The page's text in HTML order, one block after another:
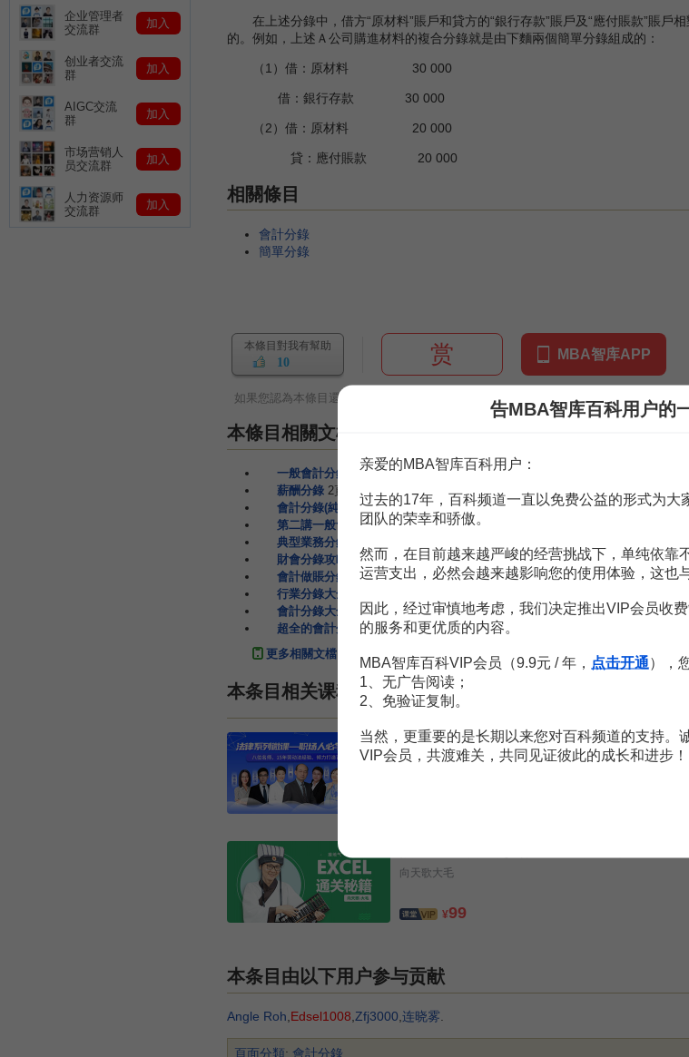
在上述分錄中，借方“原材料”賬戶和貸方的“銀行存款”賬戶及“應付賬款”賬戶
的。例如，上述Ａ公司購進材料的複合分錄就是由下麵兩個簡單分錄組成的：
（1）借：原材料 30 000
借：銀行存款 30 000
（2）借：原材料 20 000
貸：應付賬款 20 000
相關條目
會計分錄
簡單分錄
本條目對我有幫助
10 赏 MBA智库APP
如果您認為本條目還有待完善，需要補充新內容或修改錯誤內容，請 編輯條目或 投訴舉報
本條目相關文檔
一般會計分錄-常用分錄
47頁
薪酬分錄 2頁
會計分錄(純分錄) 41頁
第二講一般會計分錄-常用分錄 47頁
典型業務分錄
財會分錄攻略
16頁
會計做賬分錄
17頁
行業分錄大全
會計分錄大全XXXX會計分錄大全 72頁
超全的會計分錄整理,約330個分錄！ 8頁
更多相關文檔
本条目相关课程
法律系列微课 ——职场人必学“劳动法”
MBA智库特邀讲师
向天歌大毛
¥99
本条目由以下用户参与贡献
Angle Roh,Edsel1008,Zfj3000,连晓雾.
頁面分類: 會計分錄
企业管理者
交流群
加入
创业者交流
群
加入
AIGC交流
群
加入
市场营销人
员交流群
加入
人力资源师
交流群
加入
告MBA智库百科用户的
亲爱的MBA智库百科用户：
过去的17年，百科频道一直以免费公益的形式为大
团队的荣幸和骄傲。
然而，在目前越来越严峻的经营挑战下，单纯依靠
运营支出，必然会越来越影响您的使用体验，这也
因此，经过审慎地考虑，我们决定推出VIP会员收
的服务和更优质的内容。
MBA智库百科VIP会员（9.9元 / 年， 点击开通），
1、无广告阅读；
2、免验证复制。
当然，更重要的是长期以来您对百科频道的支持。
VIP会员，共渡难关，共同见证彼此的成长和进步！